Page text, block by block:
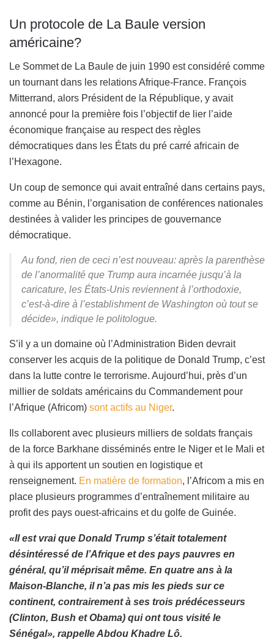
Un protocole de La Baule version
américaine?
Le Sommet de La Baule de juin 1990 est considéré comme
un tournant dans les relations Afrique-France. François
Mitterrand, alors Président de la République, y avait
annoncé pour la première fois l’objectif de lier l’aide
économique française au respect des règles
démocratiques dans les États du pré carré africain de
l’Hexagone.
Un coup de semonce qui avait entraîné dans certains pays,
comme au Bénin, l’organisation de conférences nationales
destinées à valider les principes de gouvernance
démocratique.
Au fond, rien de ceci n’est nouveau: après la parenthèse
de l’anormalité que Trump aura incarnée jusqu’à la
caricature, les États-Unis reviennent à l’orthodoxie,
c’est-à-dire à l’establishment de Washington où tout se
décide», indique le politologue.
S’il y a un domaine où l’Administration Biden devrait
conserver les acquis de la politique de Donald Trump, c’est
dans la lutte contre le terrorisme. Aujourd’hui, près d’un
millier de soldats américains du Commandement pour
l’Afrique (Africom) sont actifs au Niger.
Ils collaborent avec plusieurs milliers de soldats français
de la force Barkhane disséminés entre le Niger et le Mali et
à qui ils apportent un soutien en logistique et
renseignement. En matière de formation, l’Africom a mis en
place plusieurs programmes d’entraînement militaire au
profit des pays ouest-africains et du golfe de Guinée.
«Il est vrai que Donald Trump s’était totalement
désintéressé de l’Afrique et des pays pauvres en
général, qu’il méprisait même. En quatre ans à la
Maison-Blanche, il n’a pas mis les pieds sur ce
continent, contrairement à ses trois prédécesseurs
(Clinton, Bush et Obama) qui ont tous visité le
Sénégal», rappelle Abdou Khadre Lô.